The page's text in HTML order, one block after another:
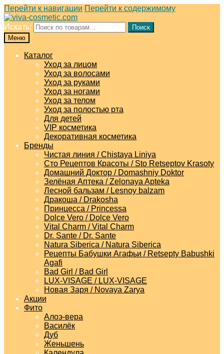
Перейти к навигации Перейти к содержимому
Искать:
Поиск
Меню
Каталог
Уход за лицом
Уход за волосами
Уход за руками
Уход за ногами
Уход за телом
Уход за полостью рта
Для детей
VIP косметика
Декоративная косметика
Бренды
Чистая линия / Chistaya Liniya
Сто Рецептов Красоты / Sto Retseptov Krasoty
Домашний Доктор / Domashniy Doktor
Зелёная Аптека / Zelonaya Apteka
Лесной бальзам / Lesnoy balzam
Дракоша / Drakosha
Принцесса / Princessa
Dolce Vero / Dolce Vero
Vital Charm / Vital Charm
Dr. Sante / Dr. Sante
Natura Siberica / Natura Siberica
Рецепты Бабушки Агафьи / Retsepty Babushki
Agafi
Bad Girl / Bad Girl
LUX-VISAGE / LUX-VISAGE
Новая Заря / Novaya Zarya
Акции
Фито
Алоэ-вера
Василёк
Дуб
Женьшень